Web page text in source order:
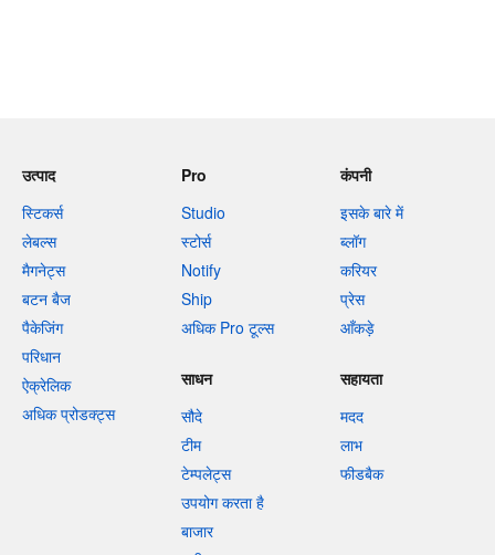
उत्पाद
स्टिकर्स
लेबल्स
मैगनेट्स
बटन बैज
पैकेजिंग
परिधान
ऐक्रेलिक
अधिक प्रोडक्ट्स
Pro
Studio
स्टोर्स
Notify
Ship
अधिक Pro टूल्स
कंपनी
इसके बारे में
ब्लॉग
करियर
प्रेस
आँकड़े
साधन
सौदे
टीम
टेम्पलेट्स
उपयोग करता है
बाजार
सहायता
मदद
लाभ
फीडबैक